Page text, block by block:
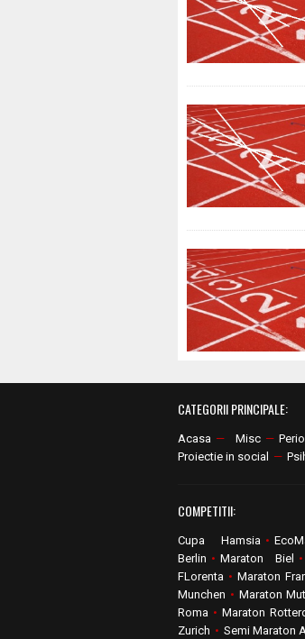
CATEGORII PRINCIPALE:
Acasa — Misc —
Proiectie in social —
COMPETITII:
Cupa Hamsia •
Berlin • Maraton Biel •
FLorenta • Maraton
Munchen • Maraton
Roma • Maraton
Zurich • Semi Maraton